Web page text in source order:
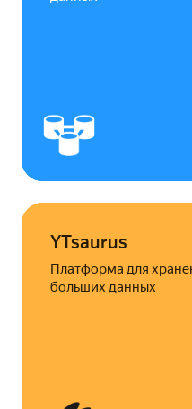
YTsaurus
Платформа для
больших данных